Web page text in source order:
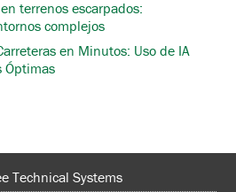
terrenos escarpados:
complejos
en Minutos: Uso de IA
Óptimas